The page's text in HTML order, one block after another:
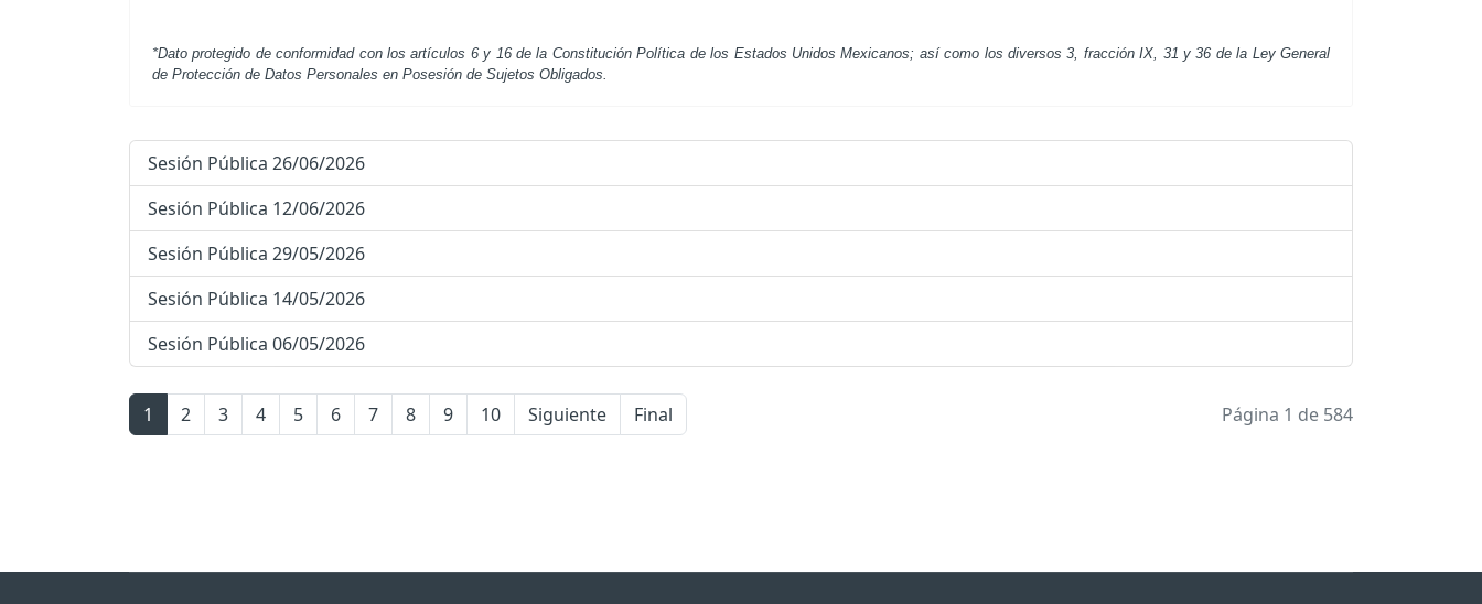
*Dato protegido de conformidad con los artículos 6 y 16 de la Constitución Política de los Estados Unidos Mexicanos; así como los diversos 3, fracción IX, 31 y 36 de la Ley General
de Protección de Datos Personales en Posesión de Sujetos Obligados.
Sesión Pública 26/06/2026
Sesión Pública 12/06/2026
Sesión Pública 29/05/2026
Sesión Pública 14/05/2026
Sesión Pública 06/05/2026
1 2 3 4 5 6 7 8 9 10 Siguiente Final Página 1 de 584